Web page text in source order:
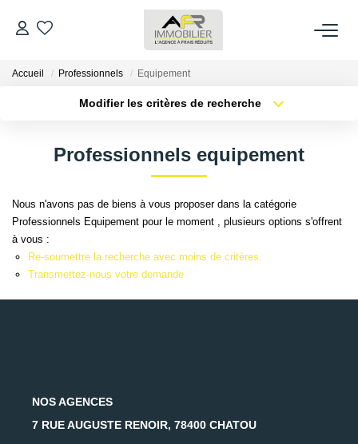
ACHETER
ESTIMER
FAIRE GÉRER
NOS AGENCES
Accueil Professionnels Equipement
Modifier les critères de recherche
Type de bien
Surface min
Budget max Plus de critères
Professionnels equipement
Nous n'avons pas de biens à vous proposer dans la catégorie
Professionnels Equipement pour le moment , plusieurs options s'offrent
à vous :
Re-soumettre la recherche avec moins de critères.
Transmettez-nous votre demande
NOS AGENCES
7 RUE AUGUSTE RENOIR, 78400 CHATOU